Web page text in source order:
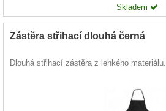
Skladem
Zástěra střihací dlouhá černá
Dlouhá střihací zástěra z lehkého materiálu.